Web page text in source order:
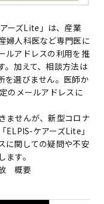
ーズLite」は、産業
婦人科医など専門医に
ルアドレスの利用を推
。加えて、相談方法は
を選びません。医師か
のメールアドレスに
ませんが、新型コロナ
ELPIS-ケアーズLite」
に関しての疑問や不安
す。
概要